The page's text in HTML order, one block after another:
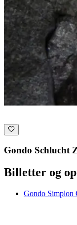
Gondo Schlucht
Billetter og
Gondo Simplon